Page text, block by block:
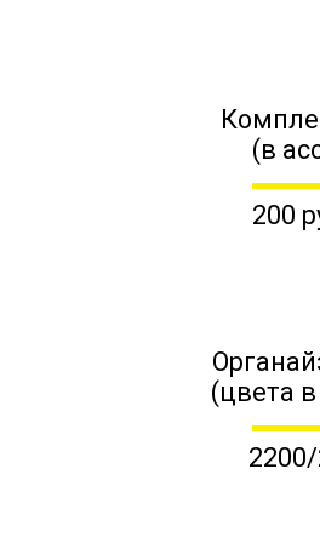
(в
200
(цвета